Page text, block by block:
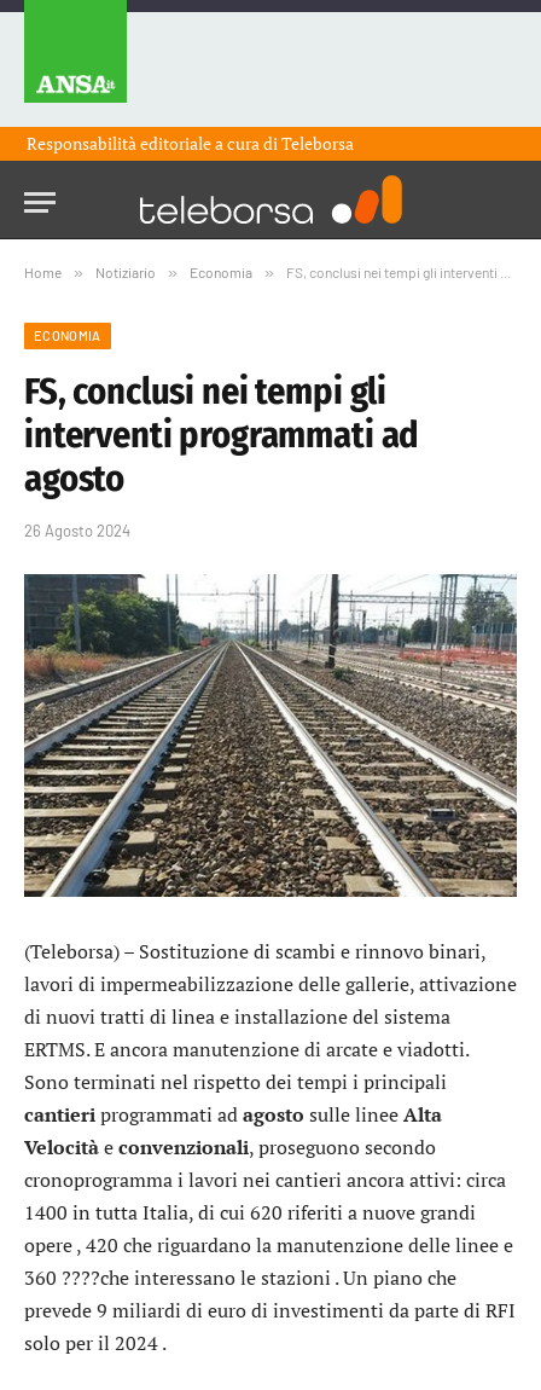
Responsabilità editoriale a cura diTeleborsa
Home » Notiziario » Economia » FS, conclusi nei tempi gli interventi programmati ad agosto
ECONOMIA
FS, conclusi nei tempi gli
interventi programmati ad
agosto
26 Agosto 2024
(Teleborsa) – Sostituzione di scambi e rinnovo binari,
lavori di impermeabilizzazione delle gallerie, attivazione
di nuovi tratti di linea e installazione del sistema
ERTMS. E ancora manutenzione di arcate e viadotti.
Sono terminati nel rispetto dei tempi i principali
cantieriprogrammati adagosto sulle lineeAlta
Velocitàeconvenzionali, proseguono secondo
cronoprogramma i lavori nei cantieri ancora attivi: circa
1400 in tutta Italia, di cui 620 riferiti a nuove grandi
opere , 420 che riguardano la manutenzione delle linee e
360 ????che interessano le stazioni . Un piano che
prevede 9 miliardi di euro di investimenti da parte di RFI
solo per il 2024 .